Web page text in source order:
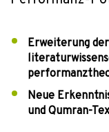
Erweiterung
Neue
und Qumran-